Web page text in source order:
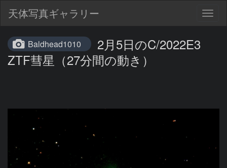
天体写真ギャラリー
Baldhead1010
2月5日のC/2022E3
ZTF彗星（27分間の動き）